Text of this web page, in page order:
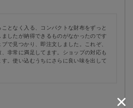
となく入る、コンパクトな財布をずっと
したが納得できるものがなかったのです
で見つかり、即注文しました。これぞ、
非常に満足してます。ショップの対応も
。使い込むうちにさらに良い味を出して